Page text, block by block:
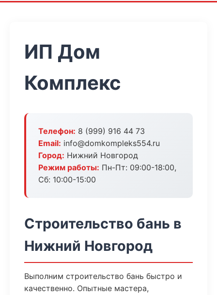
ИП Дом
Комплекс
Телефон: 8 (999) 916 44 73
Email: info@domkompleks554.ru
Город: Нижний Новгород
Режим работы: Пн-Пт: 09:00-18:00,
Сб: 10:00-15:00
Строительство бань в
Нижний Новгород
Выполним строительство бань быстро и
качественно. Опытные мастера,